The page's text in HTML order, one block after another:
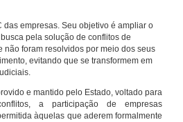
das empresas. Seu objetivo é ampliar o
pela solução de conflitos de
não foram resolvidos por meio dos seus
evitando que se transformem em
e mantido pelo Estado, voltado para
a participação de empresas
àquelas que aderem formalmente